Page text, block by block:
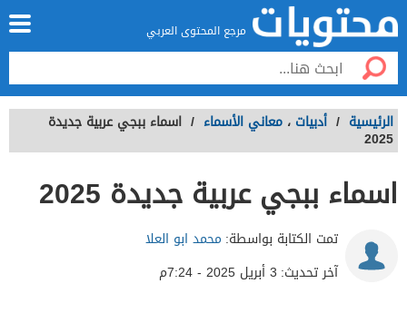
مرجع المحتوى العربي
الرئيسية / أدبيات ، معاني الأسماء / اسماء ببجي عربية جديدة
2025
اسماء ببجي عربية جديدة 2025
تمت الكتابة بواسطة: محمد ابو العلا
آخر تحديث: 3 أبريل 2025 - 7:24م